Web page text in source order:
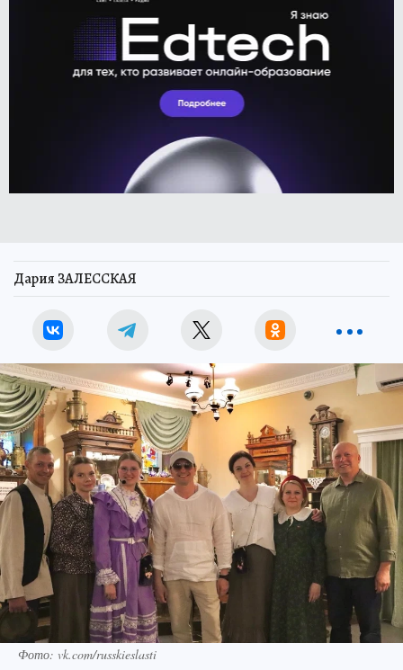
Дария ЗАЛЕССКАЯ
Фото: vk.com/russkieslasti